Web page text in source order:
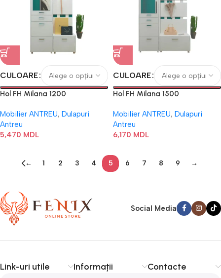
CULOARE
Hol FH Milana 1200
Mobilier ANTREU, Dulapuri
Antreu
5,470 MDL
CULOARE
Hol FH Milana 1500
Mobilier ANTREU, Dulapuri
Antreu
6,170 MDL
← 1 2 3 4 5 6 7 8 9 →
Social Media
Link-uri utile Informații Contacte